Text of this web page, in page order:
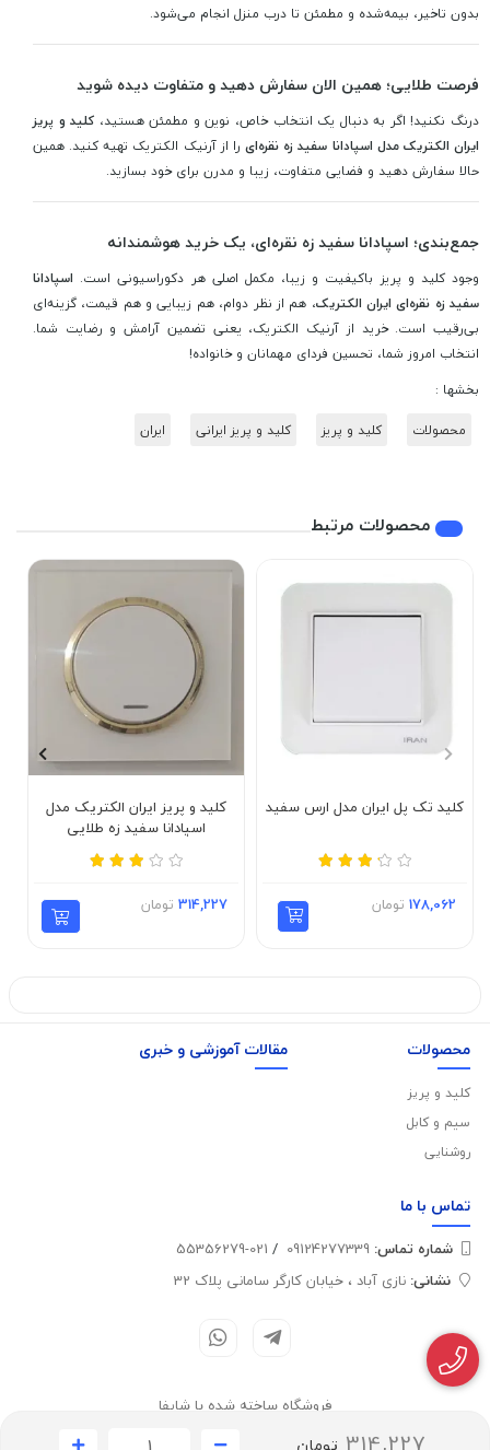
بدون تاخیر، بیمه‌شده و مطمئن تا درب منزل انجام می‌شود.
فرصت طلایی؛ همین الان سفارش دهید و متفاوت دیده شوید
درنگ نکنید! اگر به دنبال یک انتخاب خاص، نوین و مطمئن هستید، کلید و پریز
ایران الکتریک مدل اسپادانا سفید زه نقره‌ای را از آرنیک الکتریک تهیه کنید. همین
حالا سفارش دهید و فضایی متفاوت، زیبا و مدرن برای خود بسازید.
جمع‌بندی؛ اسپادانا سفید زه نقره‌ای، یک خرید هوشمندانه
وجود کلید و پریز باکیفیت و زیبا، مکمل اصلی هر دکوراسیونی است. اسپادانا
سفید زه نقره‌ای ایران الکتریک، هم از نظر دوام، هم زیبایی و هم قیمت، گزینه‌ای
بی‌رقیب است. خرید از آرنیک الکتریک، یعنی تضمین آرامش و رضایت شما.
انتخاب امروز شما، تحسین فردای مهمانان و خانواده!
بخشها :
محصولات
کلید و پریز کلید و پریز ایرانی ایران
محصولات مرتبط
کلید تک پل ایران مدل ارس سفید
178,062 تومان
کلید و پریز ایران الکتریک مدل
اسپادانا سفید زه طلایی
314,227 تومان
محصولات
کلید و پریز
سیم و کابل
روشنایی
مقالات آموزشی و خبری
تماس با ما
شماره تماس‌: /
021-55356279
نشانی: نازی آباد ، خیابان کارگر سامانی پلاک 32
فروشگاه ساخته شده با شاپفا